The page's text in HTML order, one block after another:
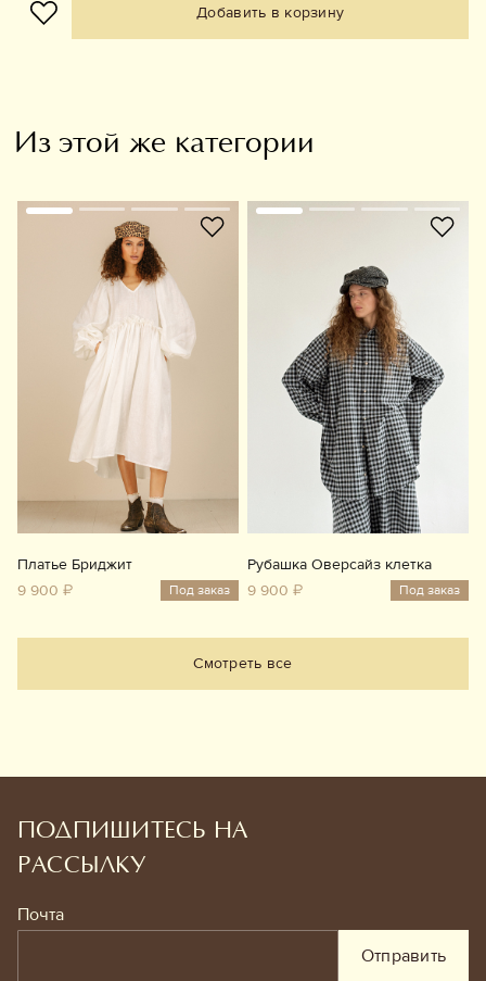
Добавить в корзину
Из этой же категории
Платье Бриджит
9 900 ₽
Под заказ
Рубашка Оверсайз клетка
9 900 ₽
Под заказ
Смотреть все
ПОДПИШИТЕСЬ НА
РАССЫЛКУ
Почта
Отправить